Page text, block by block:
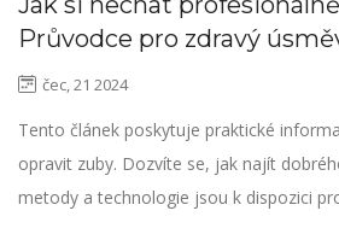
Průvodce pro zdravý
čec, 21 2024
Tento článek poskytuje praktické
opravit zuby. Dozvíte se, jak najít
metody a technologie jsou k dispozici